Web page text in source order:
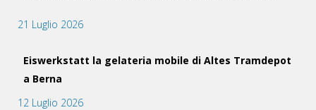
21 Luglio 2026
Eiswerkstatt la gelateria mobile di Altes Tramdepot
a Berna
12 Luglio 2026